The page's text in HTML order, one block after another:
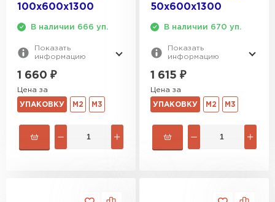
100х600х1300
В наличии 666 уп.
Показать
информацию
1 660 ₽
Цена за
УПАКОВКУ М2 М3
50х600х1300
В наличии 670 уп.
Показать
информацию
1 615 ₽
Цена за
УПАКОВКУ М2 М3
Гипсокартон
Утеплитель Неман
Сэндвич-панели